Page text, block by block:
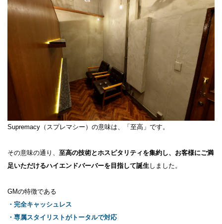
Supremacy（スプレマシー）の意味は、「至高」です。
その意味の通り、 ​至高の技術とホスピタリティを集約し、お客様にご満
足いただけるハイエンドバーバーを目指して誕生しました。
GMの特徴である
・完全キャッシュレス
・​専属スタイリストがトータルで対応